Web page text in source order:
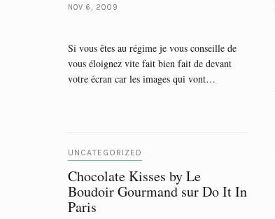
NOV 6, 2009
Si vous êtes au régime je vous conseille de
vous éloignez vite fait bien fait de devant
votre écran car les images qui vont…
UNCATEGORIZED
Chocolate Kisses by Le
Boudoir Gourmand sur Do It In
Paris